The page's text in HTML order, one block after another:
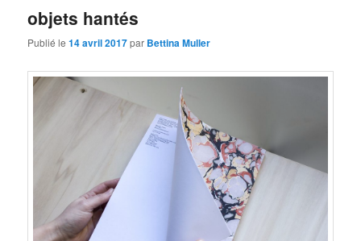
objets hantés
Publié le14 avril 2017par Bettina Muller